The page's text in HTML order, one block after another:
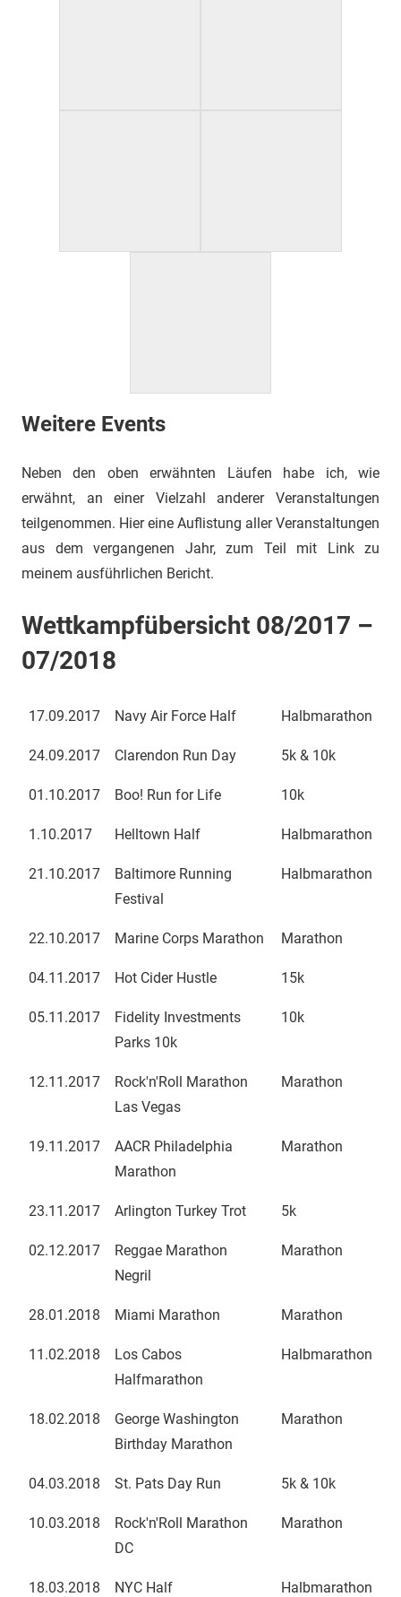
Weitere Events
Neben den oben erwähnten Läufen habe ich, wie
erwähnt, an einer Vielzahl anderer Veranstaltungen
teilgenommen. Hier eine Auflistung aller Veranstaltungen
aus dem vergangenen Jahr, zum Teil mit Link zu
meinem ausführlichen Bericht.
Wettkampfübersicht 08/2017 –
07/2018
17.09.2017 Navy Air Force Half Halbmarathon
24.09.2017 Clarendon Run Day 5k & 10k
01.10.2017 Boo! Run for Life 10k
1.10.2017 Helltown Half Halbmarathon
21.10.2017
Baltimore Running
Festival
Halbmarathon
22.10.2017 Marine Corps Marathon Marathon
04.11.2017 Hot Cider Hustle 15k
05.11.2017
Fidelity Investments
Parks 10k
10k
12.11.2017
Rock'n'Roll Marathon
Las Vegas
Marathon
19.11.2017
AACR Philadelphia
Marathon
Marathon
23.11.2017 Arlington Turkey Trot 5k
02.12.2017
Reggae Marathon
Negril
Marathon
28.01.2018 Miami Marathon Marathon
11.02.2018
Los Cabos
Halfmarathon
Halbmarathon
18.02.2018
George Washington
Birthday Marathon
Marathon
04.03.2018 St. Pats Day Run 5k & 10k
10.03.2018
Rock'n'Roll Marathon
DC
Marathon
18.03.2018 NYC Half Halbmarathon